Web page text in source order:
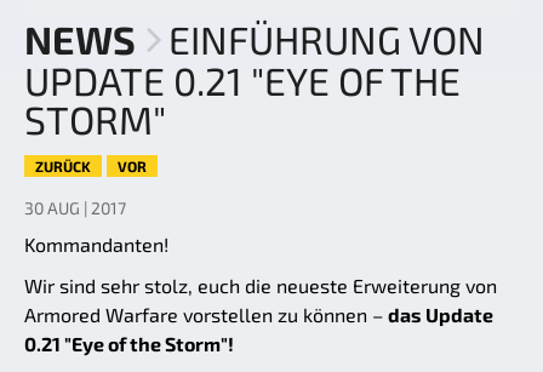
NEWS
EINFÜHRUNG VON
UPDATE 0.21 "EYE OF THE
STORM"
ZURÜCK VOR
30 AUG | 2017
Kommandanten!
Wir sind sehr stolz, euch die neueste Erweiterung von
Armored Warfare vorstellen zu können – das Update
0.21 "Eye of the Storm"!